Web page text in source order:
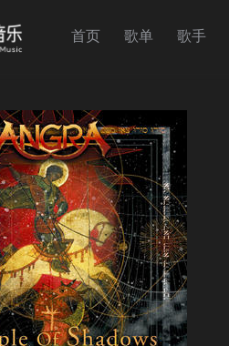
首页 歌单 歌手